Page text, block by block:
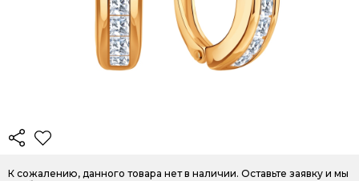
К сожалению, данного товара нет в наличии. Оставьте заявку и мы